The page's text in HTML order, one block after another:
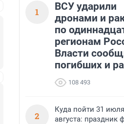
1
ВСУ ударили
дронами и
по
регионам
Власти
погибших и
108 493
2
Куда пойти 31
августа: праздник